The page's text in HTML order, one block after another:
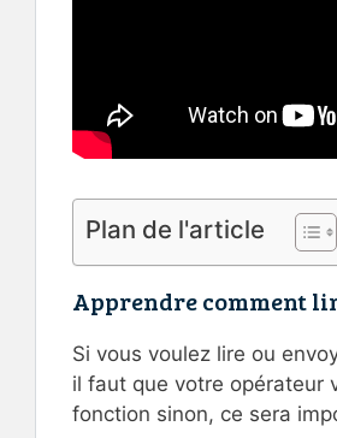
Plan de l'article
Apprendre comment
Si vous voulez lire ou
il faut que votre opérateur
fonction sinon, ce sera